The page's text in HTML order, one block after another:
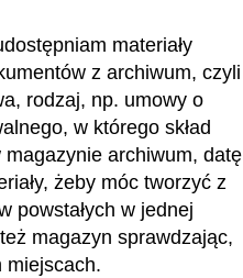
materiały
z archiwum, czyli
rodzaj, np. umowy o
w którego skład
archiwum, datę
żeby móc tworzyć z
powstałych w jednej
magazyn sprawdzając,
miejscach.